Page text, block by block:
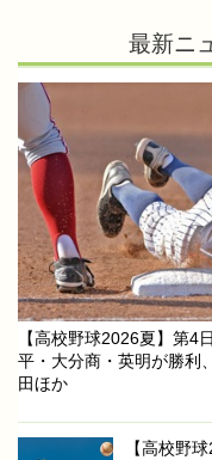
最新ニ
【高校野球2026夏】第4
平・大分商・英明が勝利
田ほか
【高校野